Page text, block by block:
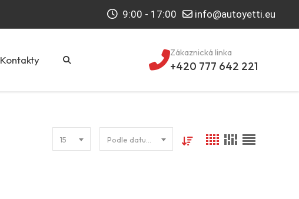
9:00 - 17:00 info@autoyetti.eu
Kontakty
Zákaznická linka
+420 777 642 221
15